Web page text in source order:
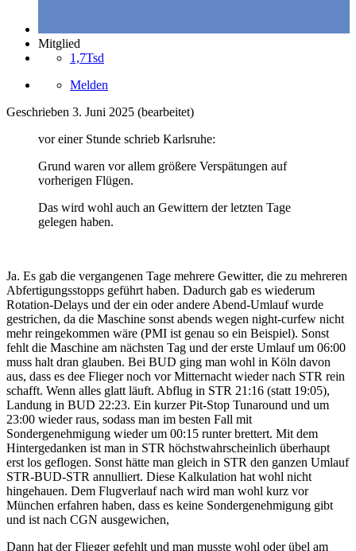
Mitglied
1,7Tsd
Melden
Geschrieben 3. Juni 2025 (bearbeitet)
vor einer Stunde schrieb Karlsruhe:
Grund waren vor allem größere Verspätungen auf
vorherigen Flügen.
Das wird wohl auch an Gewittern der letzten Tage
gelegen haben.
Ja. Es gab die vergangenen Tage mehrere Gewitter, die zu mehreren
Abfertigungsstopps geführt haben. Dadurch gab es wiederum
Rotation-Delays und der ein oder andere Abend-Umlauf wurde
gestrichen, da die Maschine sonst abends wegen night-curfew nicht
mehr reingekommen wäre (PMI ist genau so ein Beispiel). Sonst
fehlt die Maschine am nächsten Tag und der erste Umlauf um 06:00
muss halt dran glauben. Bei BUD ging man wohl in Köln davon
aus, dass es dee Flieger noch vor Mitternacht wieder nach STR rein
schafft. Wenn alles glatt läuft. Abflug in STR 21:16 (statt 19:05),
Landung in BUD 22:23. Ein kurzer Pit-Stop Tunaround und um
23:00 wieder raus, sodass man im besten Fall mit
Sondergenehmigung wieder um 00:15 runter brettert. Mit dem
Hintergedanken ist man in STR höchstwahrscheinlich überhaupt
erst los geflogen. Sonst hätte man gleich in STR den ganzen Umlauf
STR-BUD-STR annulliert. Diese Kalkulation hat wohl nicht
hingehauen. Dem Flugverlauf nach wird man wohl kurz vor
München erfahren haben, dass es keine Sondergenehmigung gibt
und ist nach CGN ausgewichen,
Dann hat der Flieger gefehlt und man musste wohl oder übel am